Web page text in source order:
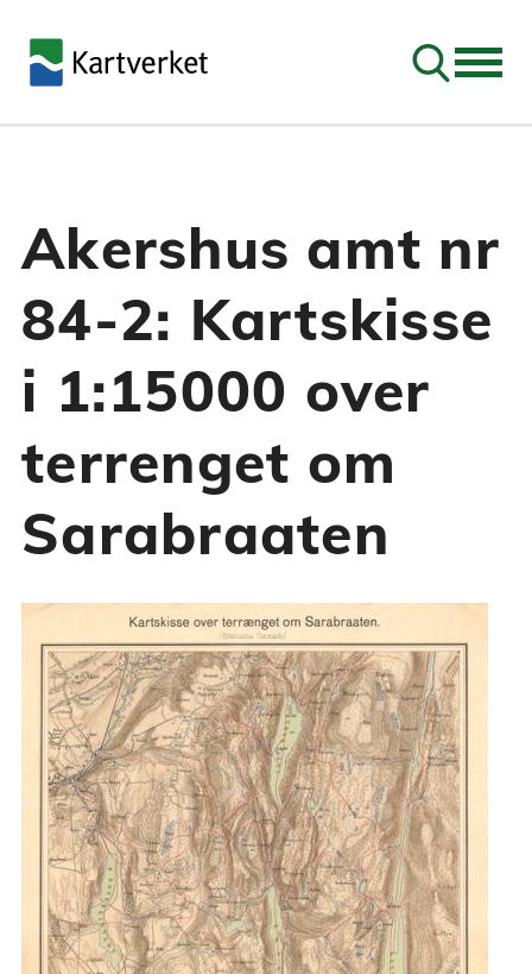
Søk
Akershus amt nr
84-2: Kartskisse
i 1:15000 over
terrenget om
Sarabraaten